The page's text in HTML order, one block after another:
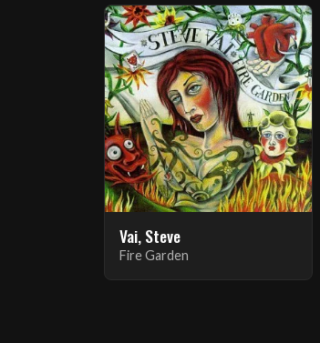
Vai, Steve
Fire Garden